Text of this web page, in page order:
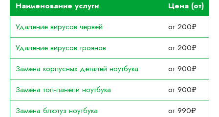
Наименование услуги
Цена (от)
Удаление вирусов червей
от 200₽
Удаление вирусов троянов
от 200₽
Замена корпусных деталей ноутбука
от 900₽
Замена топ-панели ноутбука
от 900₽
Замена блютуз ноутбука
от 990₽